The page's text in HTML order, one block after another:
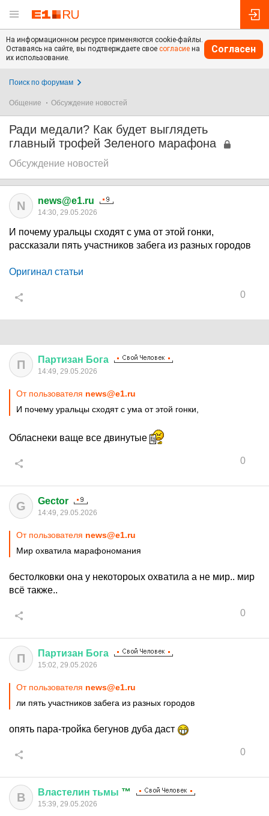
На информационном ресурсе применяются cookie-файлы.
Оставаясь на сайте, вы подтверждаете свое согласие на
их использование.
Согласен
Поиск по форумам
Общение Обсуждение новостей
Ради медали? Как будет выглядеть
главный трофей Зеленого марафона
Обсуждение новостей
N news@e1.ru
14:30, 29.05.2026
И почему уральцы сходят с ума от этой гонки,
рассказали пять участников забега из разных городов
Оригинал статьи
0
П Партизан Бога
14:49, 29.05.2026
От пользователя news@e1.ru
И почему уральцы сходят с ума от этой гонки,
Обласнеки ваще все двинутые
0
G Gector
14:49, 29.05.2026
От пользователя news@e1.ru
Мир охватила марафономания
бестолковки она у некотороых охватила а не мир.. мир
всё также..
0
П Партизан Бога
15:02, 29.05.2026
От пользователя news@e1.ru
ли пять участников забега из разных городов
опять пара-тройка бегунов дуба даст
0
В Властелин тьмы ™
15:39, 29.05.2026